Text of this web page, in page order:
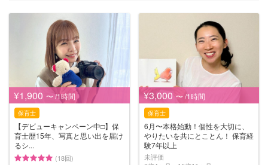
保育経験7年以上」などの強みを持つシッターが対応いたします。すさみで様々なスキルを持
ったサポーターの中から、ご予算や依頼内容に合わせて選んでいただけます。
¥1,900 〜 /1時間
保育士
【デビューキャンペーン中□】保
育士歴15年、写真と思い出を届け
るシ...
(18回)
¥3,000 〜 /1時間
保育士
6月〜本格始動！個性を大切に、
やりたいを共にとことん！ 保育経
験7年以上
未評価